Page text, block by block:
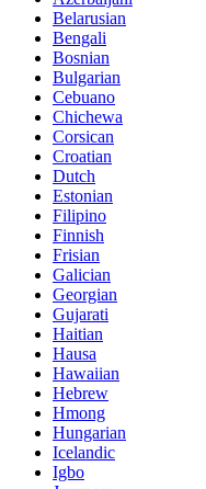
Belarusian
Bengali
Bosnian
Bulgarian
Cebuano
Chichewa
Corsican
Croatian
Dutch
Estonian
Filipino
Finnish
Frisian
Galician
Georgian
Gujarati
Haitian
Hausa
Hawaiian
Hebrew
Hmong
Hungarian
Icelandic
Igbo